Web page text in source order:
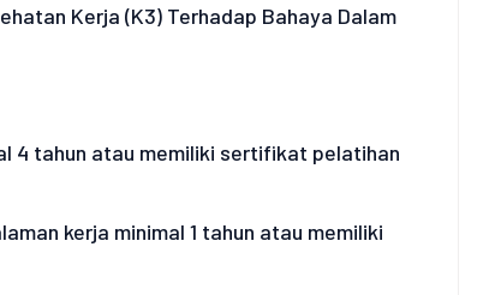
Kerja (K3) Terhadap Bahaya Dalam
4 tahun atau memiliki sertifikat pelatihan
kerja minimal 1 tahun atau memiliki